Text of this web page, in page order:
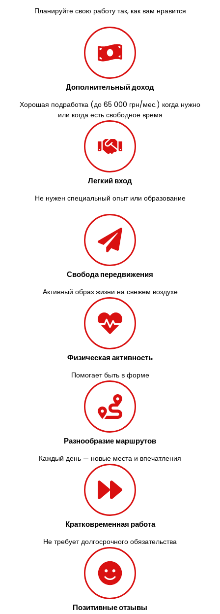
Планируйте свою работу так, как вам нравится
Дополнительный доход
Хорошая подработка (до 65 000 грн/мес.) когда нужно
или когда есть свободное время
Легкий вход
Не нужен специальный опыт или образование
Свобода передвижения
Активный образ жизни на свежем воздухе
Физическая активность
Помогает быть в форме
Разнообразие маршрутов
Каждый день — новые места и впечатления
Кратковременная работа
Не требует долгосрочного обязательства
Позитивные отзывы
Южноукраинск
Знаменка
Звенигородка